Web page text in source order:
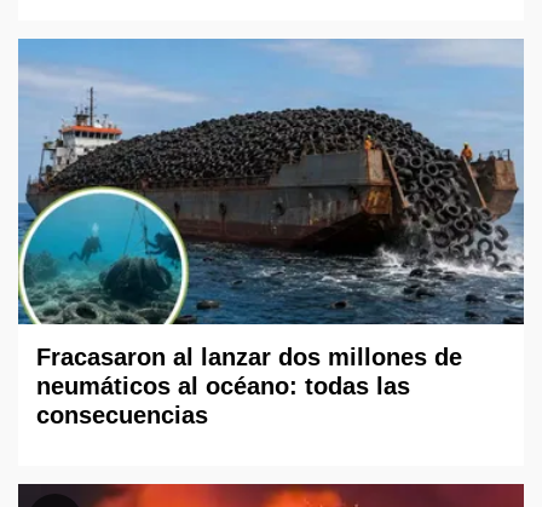
Fracasaron al lanzar dos millones de
neumáticos al océano: todas las
consecuencias